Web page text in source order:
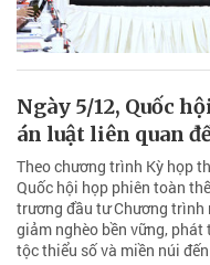
Ngày 5/12, Quốc
án luật liên quan
Theo chương trình Kỳ họp
Quốc hội họp phiên toàn
trương đầu tư Chương trình
giảm nghèo bền vững,
tộc thiểu số và miền núi